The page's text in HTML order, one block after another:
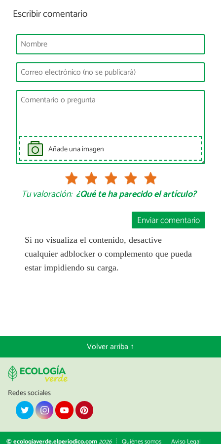
Escribir comentario
Añade una imagen
Tu valoración: ¿Qué te ha parecido el artículo?
Enviar comentario
Si no visualiza el contenido, desactive
cualquier adblocker o complemento que pueda
estar impidiendo su carga.
Volver arriba ↑
Redes sociales
© ecologiaverde.elperiodico.com2026 Quiénes somos Aviso Legal